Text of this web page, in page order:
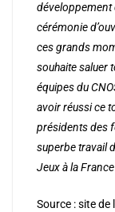
développement
cérémonie
ces grands
souhaitesaluer
équipes du
avoir réussi ce
présidents des
superbe travail
Jeux à la France
Source : site de